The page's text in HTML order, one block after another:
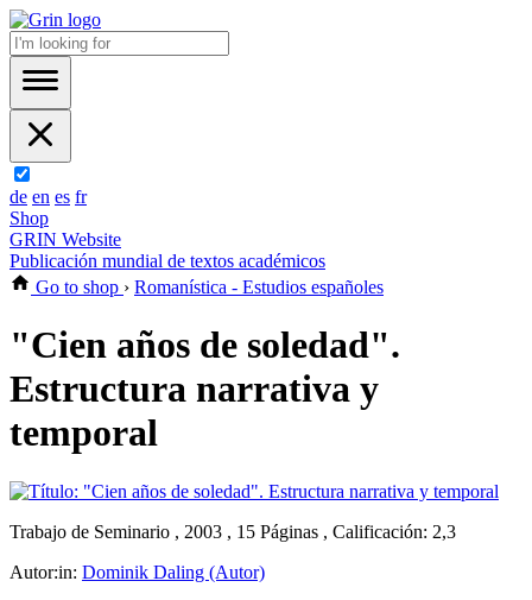
de en es fr
Shop
GRIN Website
Publicación mundial de textos académicos
Go to shop › Romanística - Estudios españoles
"Cien años de soledad".
Estructura narrativa y
temporal
Trabajo de Seminario , 2003 , 15 Páginas , Calificación: 2,3
Autor:in: Dominik Daling (Autor)